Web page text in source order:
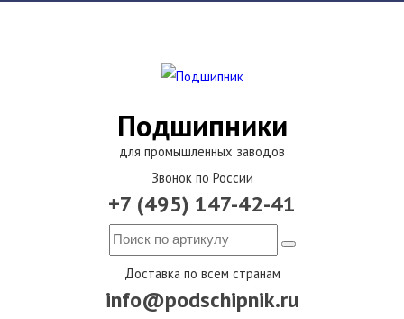
Подшипники
для промышленных заводов
Звонок по России
+7 (495) 147-42-41
Доставка по всем странам
info@podschipnik.ru